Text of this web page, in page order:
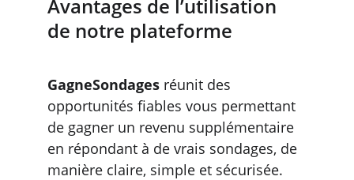
Avantages de l’utilisation
de notre plateforme
GagneSondages réunit des
opportunités fiables vous permettant
de gagner un revenu supplémentaire
en répondant à de vrais sondages, de
manière claire, simple et sécurisée.